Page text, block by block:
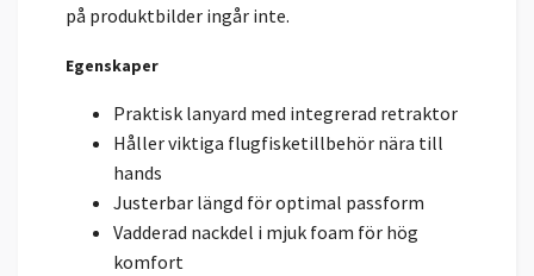
på produktbilder ingår inte.
Egenskaper
Praktisk lanyard med integrerad retraktor
Håller viktiga flugfisketillbehör nära till
hands
Justerbar längd för optimal passform
Vadderad nackdel i mjuk foam för hög
komfort